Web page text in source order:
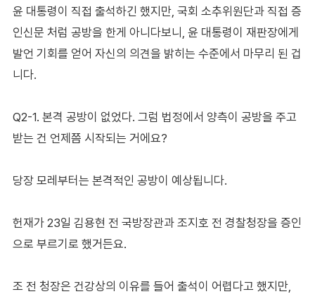
윤 대통령이 직접 출석하긴 했지만, 국회 소추위원단과 직접 증
인신문 처럼 공방을 한게 아니다보니, 윤 대통령이 재판장에게
발언 기회를 얻어 자신의 의견을 밝히는 수준에서 마무리 된 겁
니다.
Q2-1. 본격 공방이 없었다. 그럼 법정에서 양측이 공방을 주고
받는 건 언제쯤 시작되는 거에요?
당장 모레부터는 본격적인 공방이 예상됩니다.
헌재가 23일 김용현 전 국방장관과 조지호 전 경찰청장을 증인
으로 부르기로 했거든요.
조 전 청장은 건강상의 이유를 들어 출석이 어렵다고 했지만,